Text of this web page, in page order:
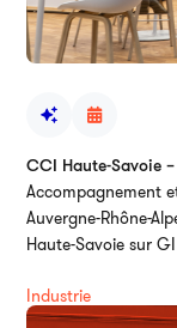
CCI Haute-Savoie
Accompagnement
Auvergne-Rhône-
Haute-Savoie sur
Industrie